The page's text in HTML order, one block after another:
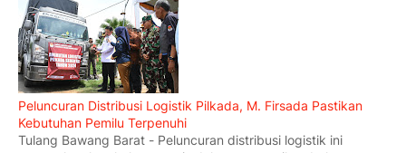
Peluncuran Distribusi Logistik Pilkada, M. Firsada Pastikan
Kebutuhan Pemilu Terpenuhi
Tulang Bawang Barat - Peluncuran distribusi logistik ini